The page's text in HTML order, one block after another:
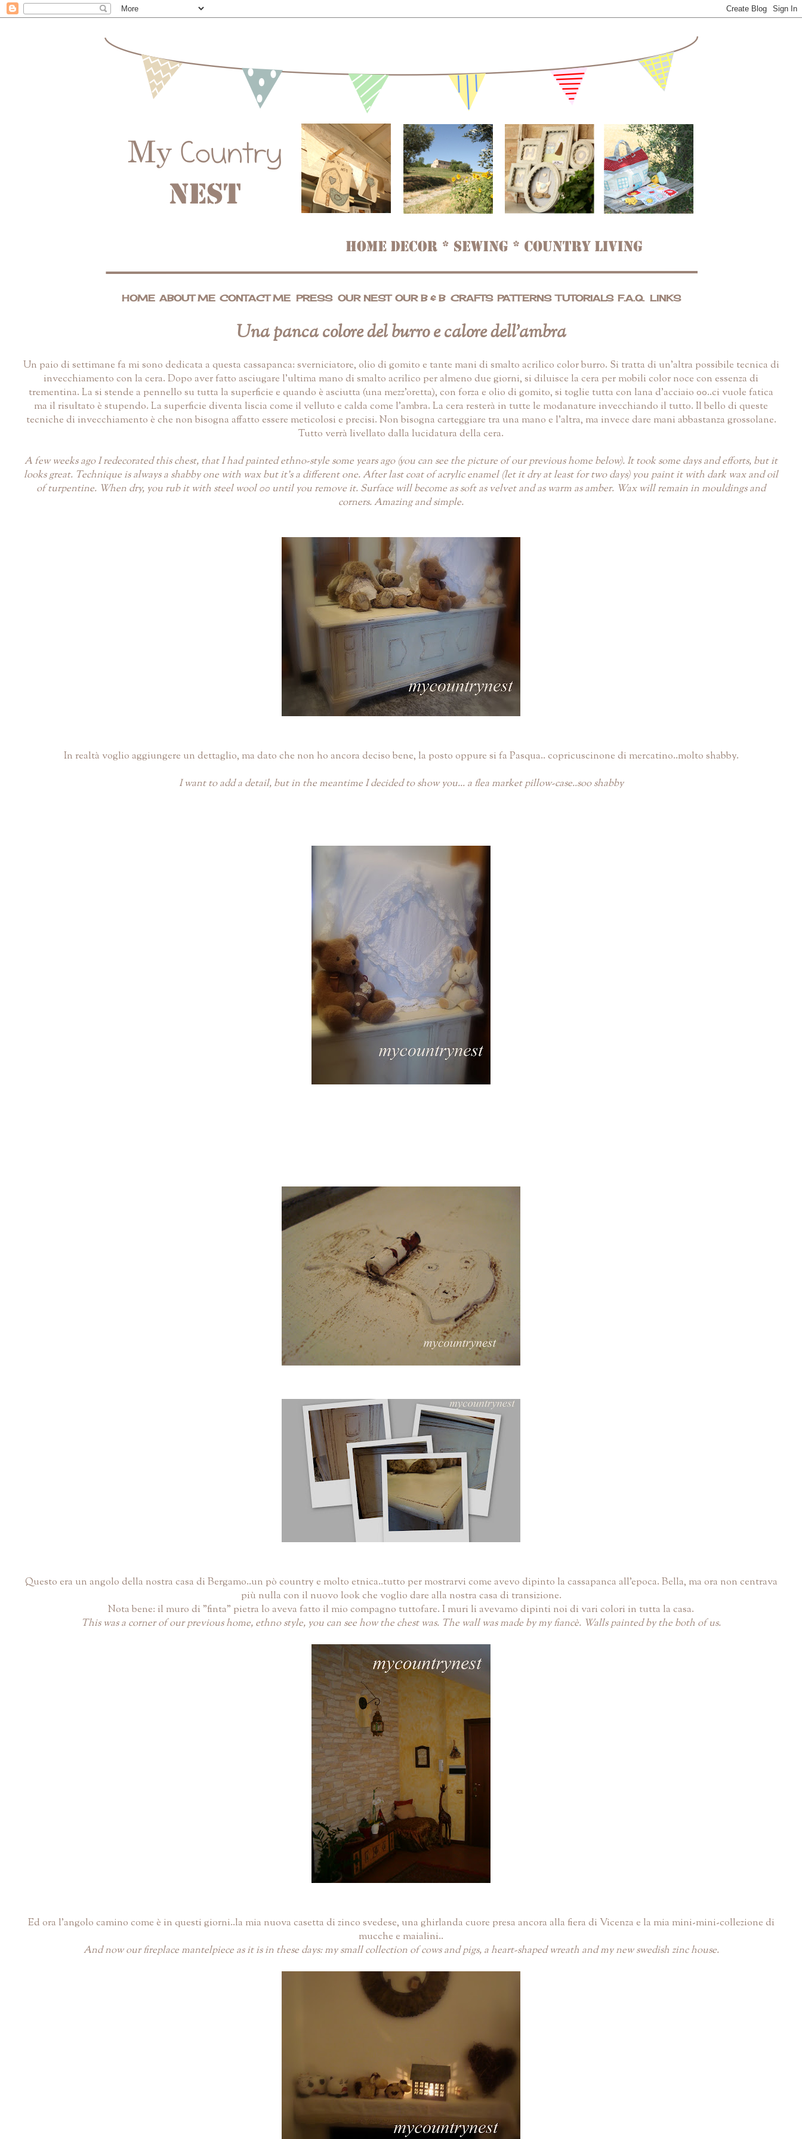
HOME ABOUT ME CONTACT ME PRESS OUR NEST OUR B & B CRAFTS PATTERNS TUTORIALS F.A.Q. LINKS
Una panca colore del burro e calore dell'ambra
Un paio di settimane fa mi sono dedicata a questa cassapanca: sverniciatore, olio di gomito e tante mani di smalto acrilico color burro. Si tratta di un'altra possibile tecnica di
invecchiamento con la cera. Dopo aver fatto asciugare l'ultima mano di smalto acrilico per almeno due giorni, si diluisce la cera per mobili color noce con essenza di
trementina. La si stende a pennello su tutta la superficie e quando è asciutta (una mezz'oretta), con forza e olio di gomito, si toglie tutta con lana d'acciaio 00..ci vuole fatica
ma il risultato è stupendo. La superficie diventa liscia come il velluto e calda come l'ambra. La cera resterà in tutte le modanature invecchiando il tutto. Il bello di queste
tecniche di invecchiamento è che non bisogna affatto essere meticolosi e precisi. Non bisogna carteggiare tra una mano e l'altra, ma invece dare mani abbastanza grossolane.
Tutto verrà livellato dalla lucidatura della cera.
A few weeks ago I redecorated this chest, that I had painted ethno-style some years ago (you can see the picture of our previous home below). It took some days and efforts, but it
looks great. Technique is always a shabby one with wax but it's a different one. After last coat of acrylic enamel (let it dry at least for two days) you paint it with dark wax and oil
of turpentine. When dry, you rub it with steel wool 00 until you remove it. Surface will become as soft as velvet and as warm as amber. Wax will remain in mouldings and
corners. Amazing and simple.
In realtà voglio aggiungere un dettaglio, ma dato che non ho ancora deciso bene, la posto oppure si fa Pasqua.. copricuscinone di mercatino..molto shabby.
I want to add a detail, but in the meantime I decided to show you... a flea market pillow-case..soo shabby
Questo era un angolo della nostra casa di Bergamo..un pò country e molto etnica..tutto per mostrarvi come avevo dipinto la cassapanca all'epoca. Bella, ma ora non centrava
più nulla con il nuovo look che voglio dare alla nostra casa di transizione.
Nota bene: il muro di "finta" pietra lo aveva fatto il mio compagno tuttofare. I muri li avevamo dipinti noi di vari colori in tutta la casa.
This was a corner of our previous home, ethno style, you can see how the chest was. The wall was made by my fiancè. Walls painted by the both of us.
Ed ora l'angolo camino come è in questi giorni..la mia nuova casetta di zinco svedese, una ghirlanda cuore presa ancora alla fiera di Vicenza e la mia mini-mini-collezione di
mucche e maialini..
And now our fireplace mantelpiece as it is in these days: my small collection of cows and pigs, a heart-shaped wreath and my new swedish zinc house.